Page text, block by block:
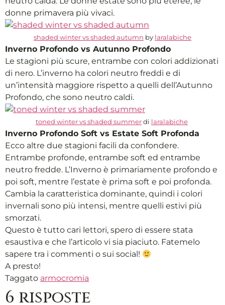
donne primavera più vivaci.
shaded winter vs shaded autumn by laralabiche
Inverno Profondo vs Autunno Profondo
Le stagioni più scure, entrambe con colori addizionati
di nero. L’inverno ha colori neutro freddi e di
un’intensità maggiore rispetto a quelli dell’Autunno
Profondo, che sono neutro caldi.
toned winter vs shaded summer di laralabiche
Inverno Profondo Soft vs Estate Soft Profonda
Ecco altre due stagioni facili da confondere.
Entrambe profonde, entrambe soft ed entrambe
neutro fredde. L’Inverno è primariamente profondo e
poi soft, mentre l’estate è prima soft e poi profonda.
Cambia la caratteristica dominante, quindi i colori
invernali sono più intensi, mentre quelli estivi più
smorzati.
Questo è tutto cari lettori, spero di essere stata
esaustiva e che l’articolo vi sia piaciuto. Fatemelo
sapere tra i commenti o sui social!
A presto!
Taggato armocromia
6 risposte